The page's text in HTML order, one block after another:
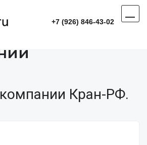
+7 (926) 846-43-02
Кран-РФ.